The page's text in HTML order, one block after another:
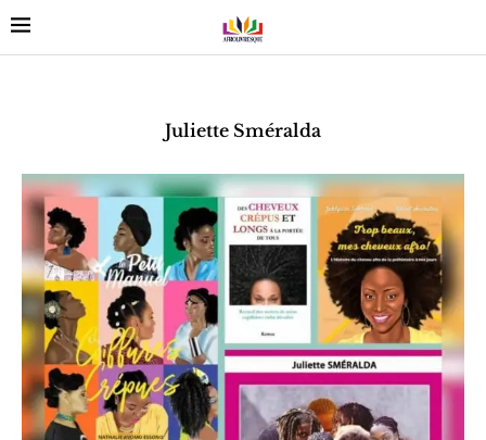
Juliette Sméralda